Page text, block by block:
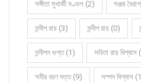
সঙ্গীতা মুখার্জী মণ্ডল (2) সঞ্জয়
সন্দীপ রায় (3) সন্দীপ রায় (0)
সন্দীপন গুপ্ত (1) সবিতা রায় বিশ্বাস
সমীর বরণ দত্ত (9) সম্পদ বিশ্বাস